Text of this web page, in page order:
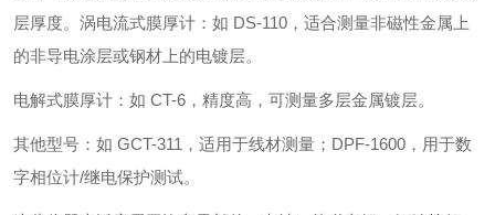
层厚度。涡电流式膜厚计‌：如 ‌DS-110‌，适合测量非磁性金属上
的非导电涂层或钢材上的电镀层。
电解式膜厚计‌：如 ‌CT-6‌，精度高，可测量多层金属镀层。
其他型号‌：如 ‌GCT-311‌，适用于线材测量；‌DPF-1600‌，用于数
字相位计/继电保护测试。